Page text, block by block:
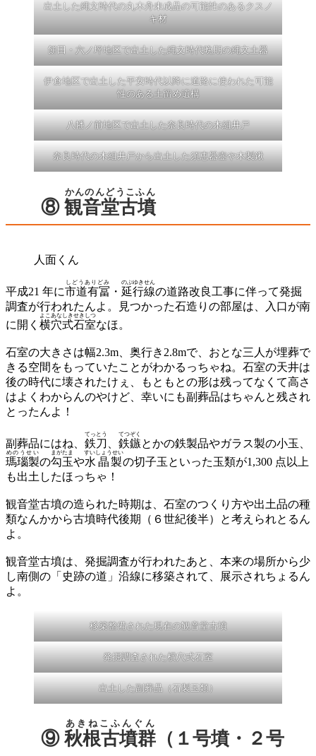
出土した縄文時代の丸木舟未成品の可能性のあるクスノ
キ材
餅田・六ノ坪地区で出土した縄文時代晩期の縄文土器
伊倉地区で出土した平安時代以降に道路に使われた可能
性のある土留め遺構
八幡ノ前地区で出土した奈良時代の木組井戸
奈良時代の木組井戸から出土した須恵器壺や木製鍬
⑧ 観音堂古墳
かんのんどうこふん
人面くん
平成21 年に市道有冨
しどうありどみ
・ 延行線
のぶゆきせん
の道路改良工事に伴って発掘
調査が行われたんよ。見つかった石造りの部屋は、入口が南
に開く 横穴式石室
よこあなしきせきしつ
なほ。
石室の大きさは幅2.3m、奥行き2.8mで、おとな三人が埋葬で
きる空間をもっていたことがわかるっちゃね。石室の天井は
後の時代に壊されたけぇ、もともとの形は残ってなくて高さ
はよくわからんのやけど、幸いにも副葬品はちゃんと残され
とったんよ！
副葬品にはね、 鉄刀
てっとう
鉄鏃
てつぞく
とかの鉄製品やガラス製の小玉、
瑪瑙製
めのうせい
の勾玉
まがたま
や水晶製
すいしょうせい
の切子玉といった玉類が1,300 点以上
も出土したほっちゃ！
観音堂古墳の造られた時期は、石室のつくり方や出土品の種
類なんかから古墳時代後期（６世紀後半）と考えられとるん
よ。
観音堂古墳は、発掘調査が行われたあと、本来の場所から少
し南側の「史跡の道」沿線に移築されて、展示されちょるん
よ。
移築整備された現在の観音堂古墳
発掘調査された横穴式石室
出土した副葬品（石製玉類）
⑨ 秋根古墳群
あきねこふんぐん
（１号墳・２号